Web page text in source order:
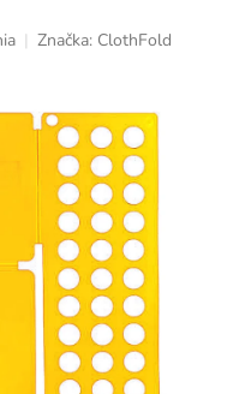
Značka: ClothFold